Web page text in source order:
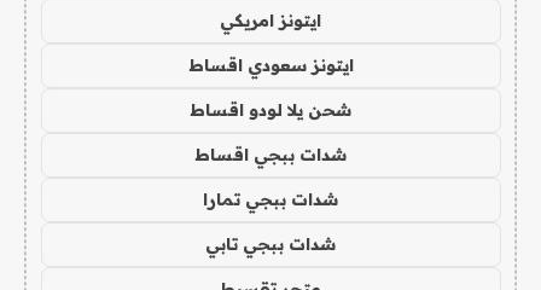
ايتونز امريكي
ايتونز سعودي اقساط
شحن يلا لودو اقساط
شدات ببجي اقساط
شدات ببجي تمارا
شدات ببجي تابي